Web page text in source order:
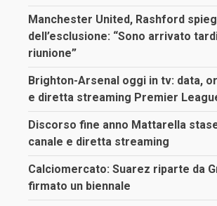
Manchester United, Rashford
dell’esclusione: “Sono arrivato
riunione”
Brighton-Arsenal oggi in tv: data,
e diretta streaming Premier
Discorso fine anno Mattarella
canale e diretta streaming
Calciomercato: Suarez riparte da
firmato un biennale